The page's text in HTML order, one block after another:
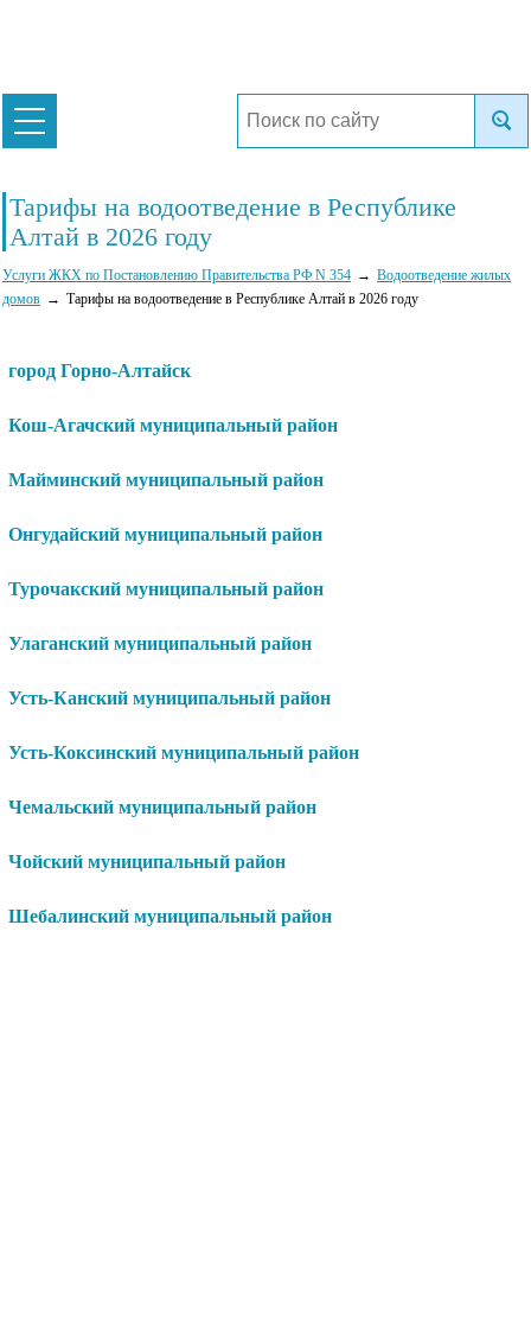
Тарифы на водоотведение в Республике
Алтай в 2026 году
Услуги ЖКХ по Постановлению Правительства РФ N 354
Водоотведение жилых
домов
Тарифы на водоотведение в Республике Алтай в 2026 году
город Горно-Алтайск
Кош-Агачский муниципальный район
Майминский муниципальный район
Онгудайский муниципальный район
Турочакский муниципальный район
Улаганский муниципальный район
Усть-Канский муниципальный район
Усть-Коксинский муниципальный район
Чемальский муниципальный район
Чойский муниципальный район
Шебалинский муниципальный район